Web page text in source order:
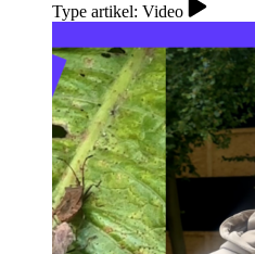
Type artikel: Video